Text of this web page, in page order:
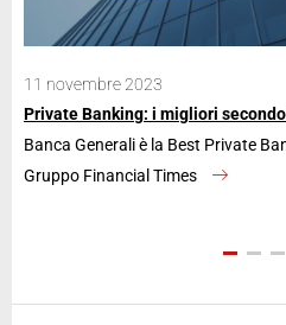
11 novembre 2023
Private Banking: i migliori
Banca Generali è la Best Private
Gruppo Financial Times